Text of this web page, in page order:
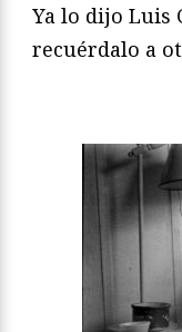
Ya lo dijo Luis
recuérdalo a